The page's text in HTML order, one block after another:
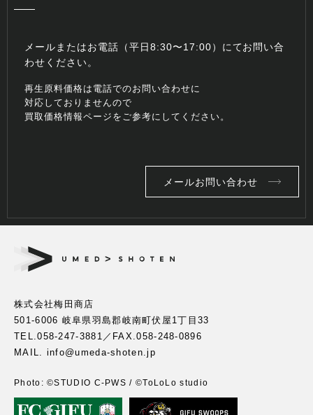
メールまたはお電話（平日8:30〜17:00）にてお問い合
わせください。
再生原料価格は電話でのお問い合わせに
対応しておりませんので
買取価格情報ページをご参考にしてください。
メールお問い合わせ
株式会社梅田商店
501-6006 岐阜県羽島郡岐南町伏屋1丁目33
TEL.058-247-3881 ／FAX.058-248-0896
MAIL. info@umeda-shoten.jp
Photo: ©︎STUDIO C-PWS / ©︎ToLoLo studio